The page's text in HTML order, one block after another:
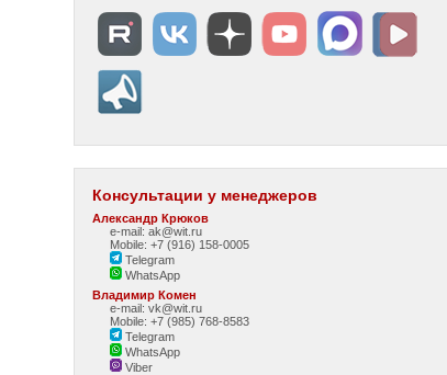
Консультации у менеджеров
Александр Крюков
e-mail: ak@wit.ru
Mobile: +7 (916) 158-0005
Telegram
WhatsApp
Владимир Комен
e-mail: vk@wit.ru
Mobile: +7 (985) 768-8583
Telegram
WhatsApp
Viber